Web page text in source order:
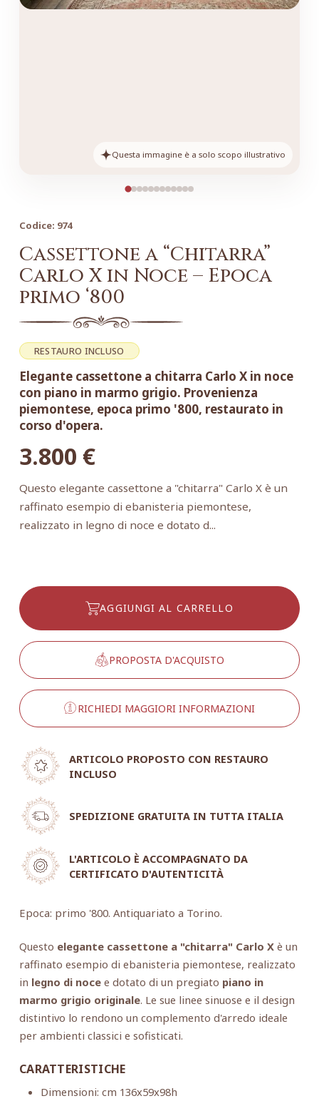
Questa immagine è a solo scopo illustrativo
Codice: 974
Cassettone a “Chitarra”
Carlo X in Noce – Epoca
primo ‘800
RESTAURO INCLUSO
Elegante cassettone a chitarra Carlo X in noce
con piano in marmo grigio. Provenienza
piemontese, epoca primo '800, restaurato in
corso d'opera.
3.800 €
Questo elegante cassettone a "chitarra" Carlo X è un
raffinato esempio di ebanisteria piemontese,
realizzato in legno di noce e dotato d...
AGGIUNGI AL CARRELLO
PROPOSTA D'ACQUISTO
RICHIEDI MAGGIORI INFORMAZIONI
ARTICOLO PROPOSTO CON RESTAURO
INCLUSO
SPEDIZIONE GRATUITA IN TUTTA ITALIA
L'ARTICOLO È ACCOMPAGNATO DA
CERTIFICATO D'AUTENTICITÀ
Epoca: primo '800. Antiquariato a Torino.
Questo elegante cassettone a "chitarra" Carlo Xè un
raffinato esempio di ebanisteria piemontese, realizzato
in legno di nocee dotato di un pregiato piano in
marmo grigio originale. Le sue linee sinuose e il design
distintivo lo rendono un complemento d'arredo ideale
per ambienti classici e sofisticati.
CARATTERISTICHE
Dimensioni: cm 136x59x98h